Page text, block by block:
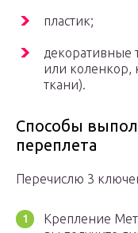
пластик;
декоративные
или коленкор,
ткани).
Способы
переплета
Перечислю 3
Крепление